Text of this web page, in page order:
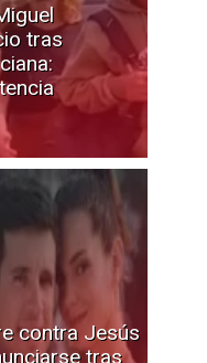
tras
contra Jesús
tras